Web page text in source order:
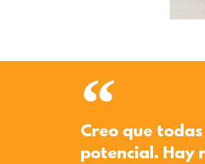
Creo que
potencial. Hay